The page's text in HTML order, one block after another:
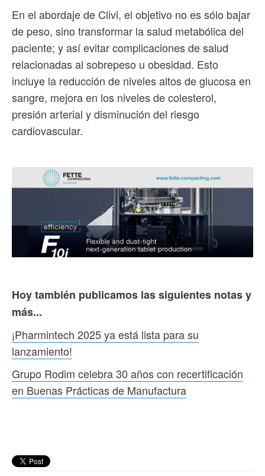
En el abordaje de Clivi, el objetivo no es sólo bajar
de peso, sino transformar la salud metabólica del
paciente; y así evitar complicaciones de salud
relacionadas al sobrepeso u obesidad. Esto
incluye la reducción de niveles altos de glucosa en
sangre, mejora en los niveles de colesterol,
presión arterial y disminución del riesgo
cardiovascular.
Hoy también publicamos las siguientes notas y
más...
¡Pharmintech 2025 ya está lista para su
lanzamiento!
Grupo Rodim celebra 30 años con recertificación
en Buenas Prácticas de Manufactura